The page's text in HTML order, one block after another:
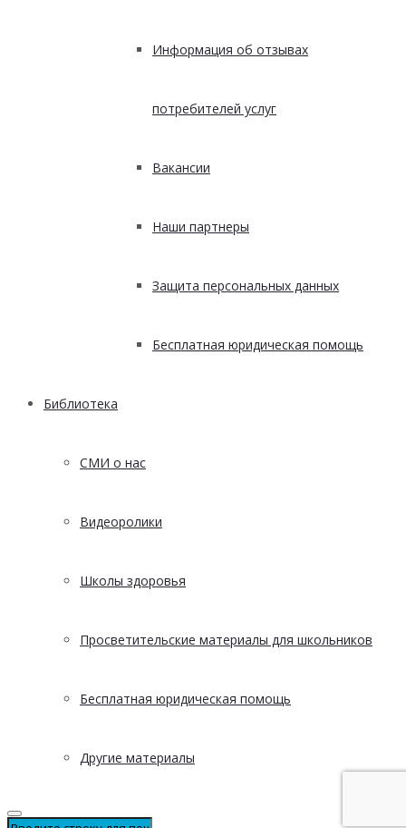
Информация об отзывах
потребителей услуг
Вакансии
Наши партнеры
Защита персональных данных
Бесплатная юридическая помощь
Библиотека
СМИ о нас
Видеоролики
Школы здоровья
Просветительские материалы для школьников
Бесплатная юридическая помощь
Другие материалы